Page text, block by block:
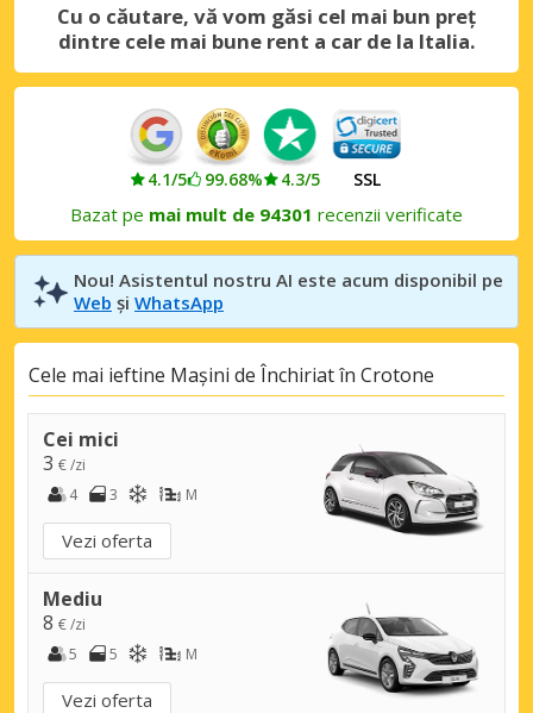
Cu o căutare, vă vom găsi cel mai bun preț
dintre cele mai bune rent a car de la Italia.
4.1/5 99.68% 4.3/5 SSL
Bazat pe mai mult de 94301 recenzii verificate
Nou! Asistentul nostru AI este acum disponibil pe
Web și WhatsApp
Cele mai ieftine Mașini de Închiriat în Crotone
Cei mici
3 € /zi
4
3 M
Vezi oferta
Mediu
8 € /zi
5
5 M
Vezi oferta